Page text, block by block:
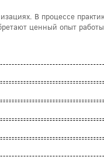
В процессе
ценный опыт